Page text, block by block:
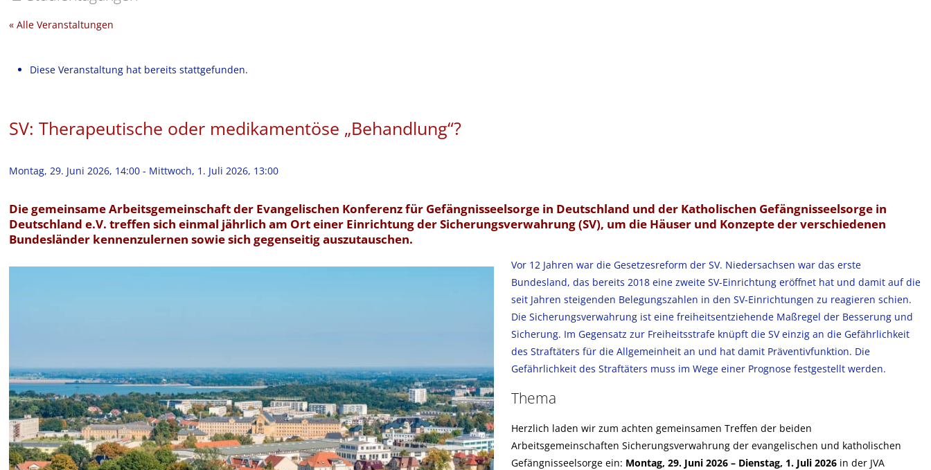
« Alle Veranstaltungen
Diese Veranstaltung hat bereits stattgefunden.
SV: Therapeutische oder medikamentöse „Behandlung“?
Montag, 29. Juni 2026, 14:00 - Mittwoch, 1. Juli 2026, 13:00
Die gemeinsame Arbeitsgemeinschaft der Evangelischen Konferenz für Gefängnisseelsorge in Deutschland und der Katholischen Gefängnisseelsorge in
Deutschland e.V. treffen sich einmal jährlich am Ort einer Einrichtung der Sicherungsverwahrung (SV), um die Häuser und Konzepte der verschiedenen
Bundesländer kennenzulernen sowie sich gegenseitig auszutauschen.
Vor 12 Jahren war die Gesetzesreform der SV. Niedersachsen war das erste
Bundesland, das bereits 2018 eine zweite SV-Einrichtung eröffnet hat und damit auf die
seit Jahren steigenden Belegungszahlen in den SV-Einrichtungen zu reagieren schien.
Die Sicherungsverwahrung ist eine freiheitsentziehende Maßregel der Besserung und
Sicherung. Im Gegensatz zur Freiheitsstrafe knüpft die SV einzig an die Gefährlichkeit
des Straftäters für die Allgemeinheit an und hat damit Präventivfunktion. Die
Gefährlichkeit des Straftäters muss im Wege einer Prognose festgestellt werden.
Thema
Herzlich laden wir zum achten gemeinsamen Treffen der beiden
Arbeitsgemeinschaften Sicherungsverwahrung der evangelischen und katholischen
Gefängnisseelsorge ein: Montag, 29. Juni 2026 – Dienstag, 1. Juli 2026 in der JVA